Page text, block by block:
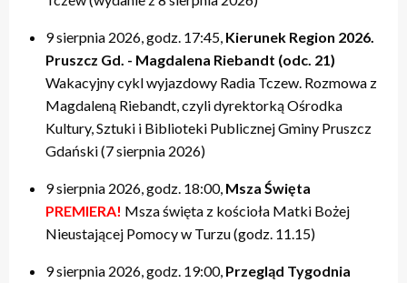
9 sierpnia 2026, godz. 17:45, Kierunek Region 2026.
Pruszcz Gd. - Magdalena Riebandt (odc. 21)
Wakacyjny cykl wyjazdowy Radia Tczew. Rozmowa z
Magdaleną Riebandt, czyli dyrektorką Ośrodka
Kultury, Sztuki i Biblioteki Publicznej Gminy Pruszcz
Gdański (7 sierpnia 2026)
9 sierpnia 2026, godz. 18:00, Msza Święta
PREMIERA! Msza święta z kościoła Matki Bożej
Nieustającej Pomocy w Turzu (godz. 11.15)
9 sierpnia 2026, godz. 19:00, Przegląd Tygodnia